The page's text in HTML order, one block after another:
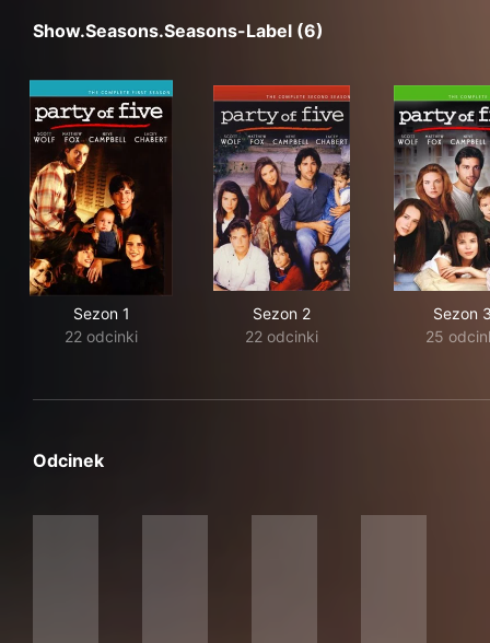
Show.seasons.seasons-Label (6)
Sezon 1
22 odcinki
Sezon 2
22 odcinki
Sezon
25
Odcinek